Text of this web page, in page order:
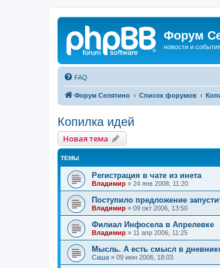
Форум
новости и
FAQ
Форум Селятино Список форумов
Копилка идей
Новая тема
ТЕМЫ
Регистрация в чате из инета
Владимир » 24 янв 2008, 11:20
Поступило предложение
Владимир » 09 окт 2006, 13:50
Филиал Инфосела в Апрелевке
Владимир » 11 апр 2006, 11:25
Мысль. А есть смысл в
Саша » 09 июн 2006, 18:03